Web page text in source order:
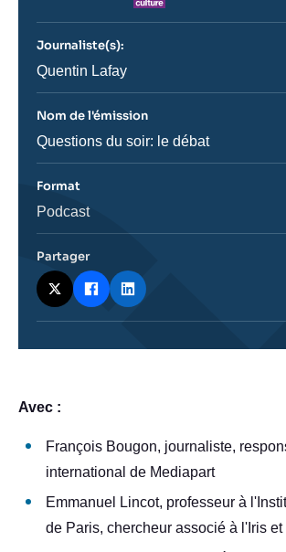
body
Avec :
François Bougon, journaliste,
international de Mediapart
Emmanuel Lincot, professeur à
de Paris, chercheur associé à l'Iris
journal,
ou
émission
Journaliste(s):
Journaliste
Quentin Lafay
Nom de l'émission
Nom
Questions du soir: le débat
Format
Catégorie
Podcast
Partager